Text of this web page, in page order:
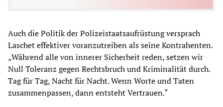
Auch die Politik der Polizeistaatsaufrüstung versprach
Laschet effektiver voranzutreiben als seine Kontrahenten.
„Während alle von innerer Sicherheit reden, setzen wir
Null Toleranz gegen Rechtsbruch und Kriminalität durch.
Tag für Tag, Nacht für Nacht. Wenn Worte und Taten
zusammenpassen, dann entsteht Vertrauen.“